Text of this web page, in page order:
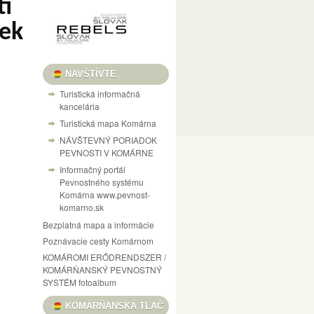
NAVŠTÍVTE
Turistická informačná
kancelária
Turistická mapa Komárna
NÁVŠTEVNÝ PORIADOK
PEVNOSTI V KOMÁRNE
Informačný portál
Pevnostného systému
Komárna www.pevnost-
komarno.sk
Bezplatná mapa a informácie
Poznávacie cesty Komárnom
KOMÁROMI ERŐDRENDSZER /
KOMÁRŇANSKÝ PEVNOSTNÝ
SYSTÉM fotoalbum
KOMÁRŇANSKÁ TLAČ